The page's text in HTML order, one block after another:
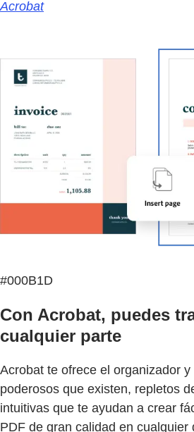
Acrobat
#000B1D
Con Acrobat, puedes
cualquier parte
Acrobat te ofrece el organizador
poderosos que existen, repletos
intuitivas que te ayudan a crear
PDF de gran calidad en cualquier